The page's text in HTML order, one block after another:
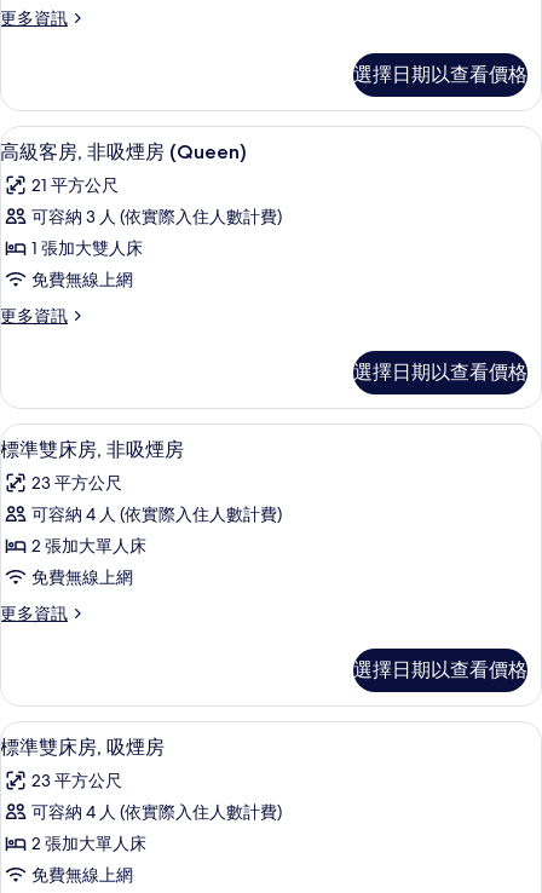
房,
吸
煙
房
的
所
有
相
片
更多資訊
更
雙
人
房,
吸
煙
的
詳
選擇日期以查看價格
顯
示
高
級
客
非
煙
房
(Queen)
的
所
有
相
片
客房內保險箱、書桌、遮光布/窗簾、
8
高級客房, 非吸煙房 (Queen)
21 平方公尺
可容納 3 人 (依實際入住人數計費)
1 張加大雙人床
免費無線上網
更多資訊
更
客
房,
非
煙
房
(Queen)
的
詳
選擇日期以查看價格
顯
示
標
準
雙
房,
吸
煙
房
的
所
有
相
客房內保險箱、書桌、遮光布/窗簾、
9
標準雙床房, 非吸煙房
23 平方公尺
可容納 4 人 (依實際入住人數計費)
2 張加大單人床
免費無線上網
更多資訊
更
雙
床
房,
吸
煙
的
詳
選擇日期以查看價格
顯
示
標
準
雙
客房內保險箱、書桌、遮光布/窗簾、
9
標準雙床房, 吸煙房
23 平方公尺
可容納 4 人 (依實際入住人數計費)
2 張加大單人床
免費無線上網